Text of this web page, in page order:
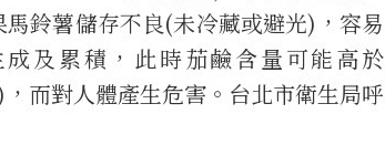
鈴薯儲存不良(未冷藏或避光)，容易
及累積，此時茄鹼含量可能高於
而對人體產生危害。台北市衛生局呼